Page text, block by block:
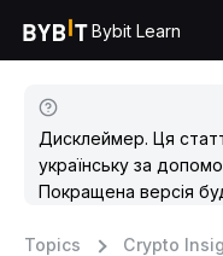
Bybit Learn
Дисклеймер. Ця
українську за
Покращена версія
Topics Crypto